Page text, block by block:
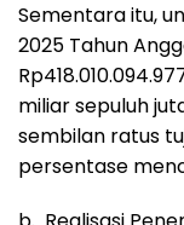
Sementara itu,
2025 Tahun
miliar sepuluh
sembilan ratus
persentase